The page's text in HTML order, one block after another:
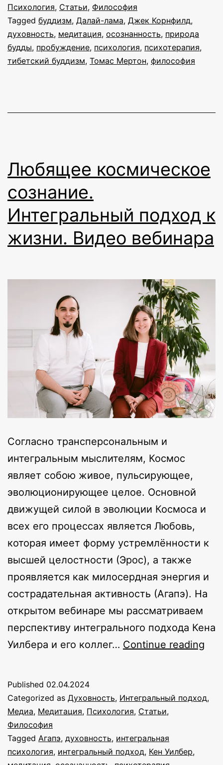
Психология, Статьи, Философия
Tagged буддизм, Далай-лама, Джек Корнфилд,
духовность, медитация, осознанность, природа
будды, пробуждение, психология, психотерапия,
тибетский буддизм, Томас Мертон, философия
Любящее космическое
сознание.
Интегральный подход к
жизни. Видео вебинара
Согласно трансперсональным и
интегральным мыслителям, Космос
являет собою живое, пульсирующее,
эволюционирующее целое. Основной
движущей силой в эволюции Космоса и
всех его процессах является Любовь,
которая имеет форму устремлённости к
высшей целостности (Эрос), а также
проявляется как милосердная энергия и
сострадательная активность (Агапэ). На
открытом вебинаре мы рассматриваем
перспективу интегрального подхода Кена
Уилбера и его коллег… Continue reading
Published 02.04.2024
Categorized as Духовность, Интегральный подход,
Медиа, Медитация, Психология, Статьи,
Философия
Tagged Агапэ, духовность, интегральная
психология, интегральный подход, Кен Уилбер,